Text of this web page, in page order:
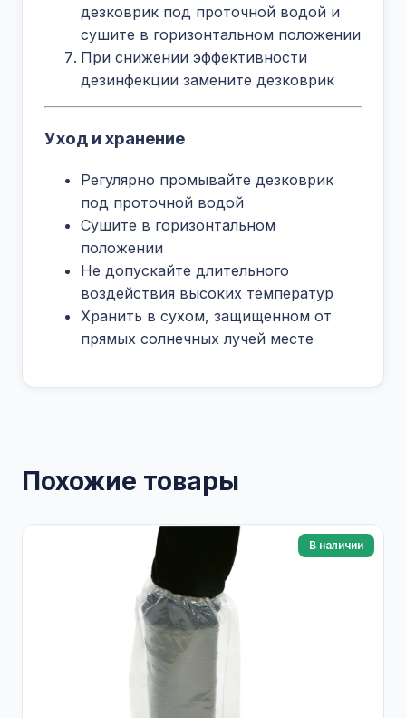
дезковрик под проточной водой и
сушите в горизонтальном положении
При снижении эффективности
дезинфекции замените дезковрик
Уход и хранение
Регулярно промывайте дезковрик
под проточной водой
Сушите в горизонтальном
положении
Не допускайте длительного
воздействия высоких температур
Хранить в сухом, защищенном от
прямых солнечных лучей месте
Похожие товары
В наличии